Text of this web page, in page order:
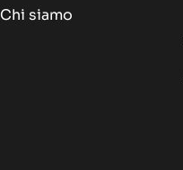
Chi siamo